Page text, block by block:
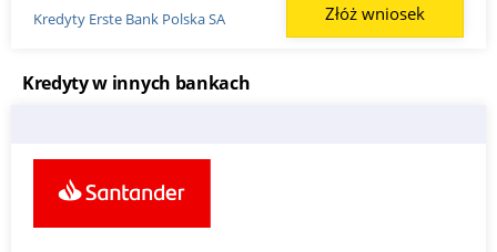
Kredyty Erste Bank Polska SA Złóż wniosek
Kredyty w innych bankach